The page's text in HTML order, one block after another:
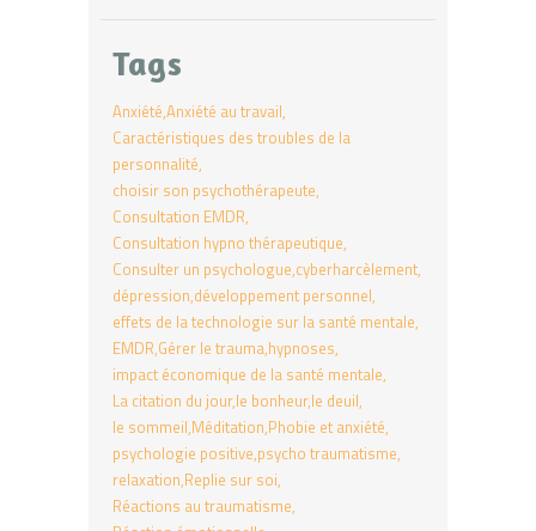
Tags
Anxiété Anxiété au travail
Caractéristiques des troubles de la
personnalité
choisir son psychothérapeute
Consultation EMDR
Consultation hypno thérapeutique
Consulter un psychologue cyberharcèlement
dépression développement personnel
effets de la technologie sur la santé mentale
EMDR Gérer le trauma hypnoses
impact économique de la santé mentale
La citation du jour le bonheur le deuil
le sommeil Méditation Phobie et anxiété
psychologie positive psycho traumatisme
relaxation Replie sur soi
Réactions au traumatisme